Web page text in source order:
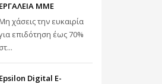
ΕΡΓΑΛΕΙΑ ΜΜΕ
χάσεις την ευκαιρία
επιδότηση έως 70%
στ...
Epsilon Digital E-